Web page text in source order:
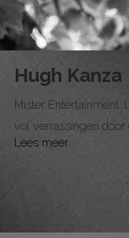
Hugh Kanza
Mister Entertainment.
vol verrassingen door
Lees meer